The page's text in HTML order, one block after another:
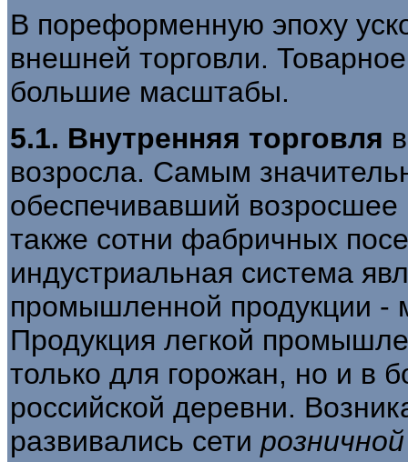
В пореформенную эпоху
внешней торговли.
большие масштабы.
5.1. Внутренняя торговля
возросла. Самым
обеспечивавший возросшее
также сотни фабричных
индустриальная система
промышленной продукции -
Продукция легкой
только для горожан, но и в
российской деревни.
развивались сети